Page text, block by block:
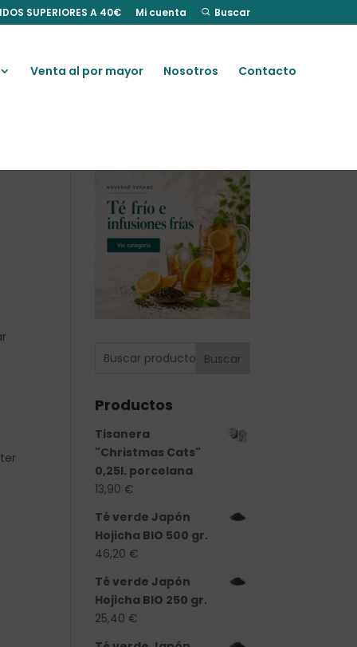
SUPERIORES A 40€ Mi cuenta Buscar
Venta al por mayor Nosotros Contacto
Buscar
Productos
Tisanera
"Christmas Cats"
0,25l. porcelana
13,90 €
Té verde Japón
Hojicha BIO 500 gr.
46,20 €
Té verde Japón
Hojicha BIO 250 gr.
25,40 €